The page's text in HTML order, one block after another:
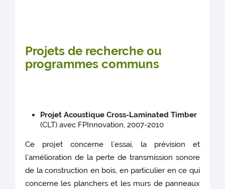
Projets de recherche ou
programmes communs
Projet Acoustique Cross-Laminated Timber
(CLT) avec FPInnovation, 2007-2010
Ce projet concerne l’essai, la prévision et
l’amélioration de la perte de transmission sonore
de la construction en bois, en particulier en ce qui
concerne les planchers et les murs de panneaux